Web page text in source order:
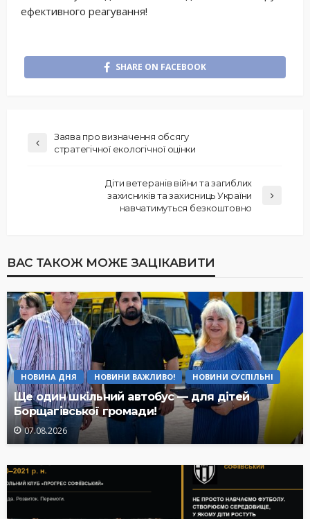
ефективного реагування!
SHARE ON FACEBOOK
Заява про визначення обсягу
стратегічної екологічної оцінки
Діти ветеранів війни та загиблих
захисників та захисниць України
навчатимуться безкоштовно
ВАС ТАКОЖ МОЖЕ ЗАЦІКАВИТИ
НОВИНА ДНЯ НОВИНИ ВАЖЛИВО! НОВИНИ СУСПІЛЬНІ
Ще один шкільний автобус — для дітей
Борщагівської громади!
07.08.2026